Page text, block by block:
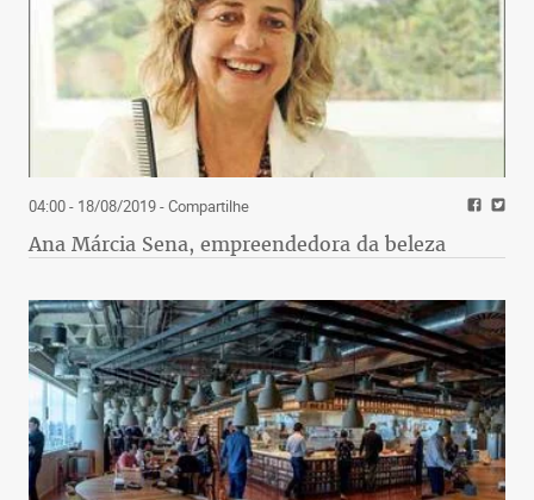
04:00 - 18/08/2019- Compartilhe
Ana Márcia Sena, empreendedora da beleza